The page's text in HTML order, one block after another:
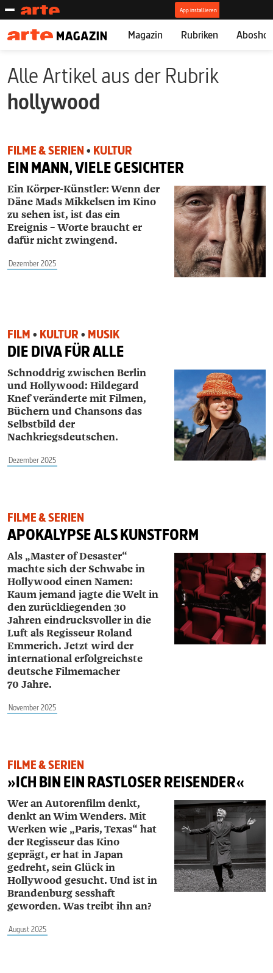
Magazin Rubriken
Alle Artikel aus der Rubrik
hollywood
FILME & SERIEN • KULTUR
EIN MANN, VIELE GESICHTER
Ein Körper-Künstler: Wenn der
Däne Mads ­Mikkelsen imKino
zu sehen ist, ist das ein
Ereignis – Worte braucht er
dafür nicht zwingend.
Dezember 2025
FILM • KULTUR • MUSIK
DIE DIVA FÜR ALLE
Schnoddrig zwischen Berlin
und Hollywood: Hildegard
Knef veränderte mit Filmen,
Büchern und Chansons das
Selbstbild der
Nachkriegsdeutschen.
Dezember 2025
FILME & SERIEN
APOKALYPSE ALS KUNSTFORM
Als „Master of Desaster“
machte sich der Schwabe in
Hollywood einen Namen:
Kaum jemand jagte die Welt in
den zurückliegenden 30
Jahren eindrucksvoller in die
Luft als Regisseur Roland
Emmerich. Jetzt wird der
inter­national erfolgreichste
deutsche Filmemacher
70 Jahre.
November 2025
FILME & SERIEN
»ICH BIN EIN RASTLOSER REISENDER«
Wer an Autorenfilm denkt,
denkt an Wim Wenders. Mit
Werken wie „Paris, Texas“ hat
der Regisseur das Kino
geprägt, er hat in Japan
gedreht, sein Glück in
Hollywood gesucht. Und ist in
Brandenburg sesshaft
geworden. Was treibt ihn an?
August 2025